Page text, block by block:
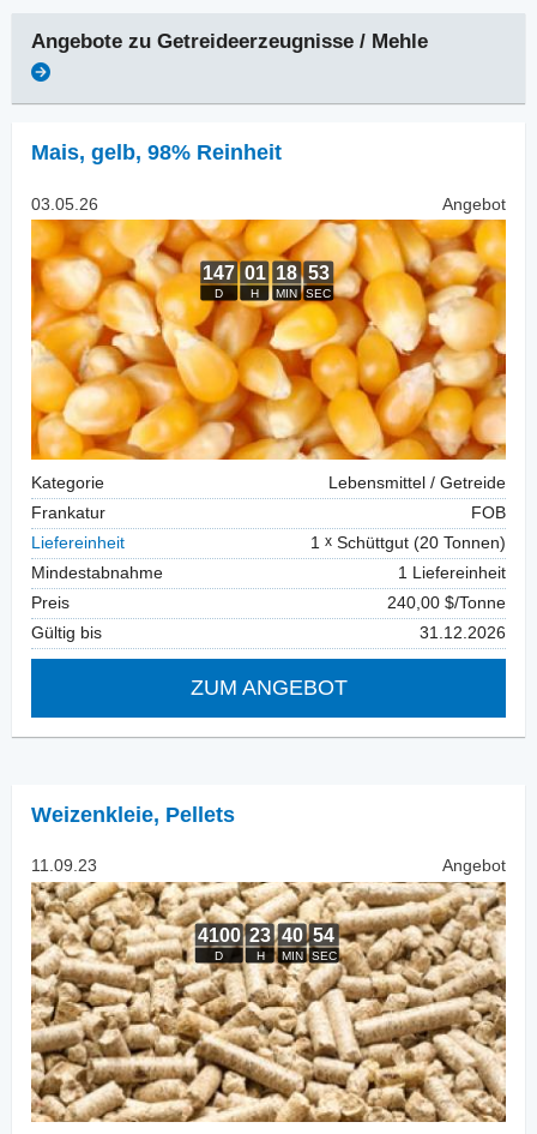
Angebote zu Getreideerzeugnisse / Mehle
Mais, gelb, 98% Reinheit
03.05.26 Angebot
Kategorie
Lebensmittel / Getreide
Frankatur
FOB
Liefereinheit
1
Schüttgut (20 Tonnen)
Mindestabnahme
1 Liefereinheit
Preis
240,00 $/Tonne
Gültig bis
31.12.2026
ZUM ANGEBOT
Weizenkleie, Pellets
11.09.23 Angebot